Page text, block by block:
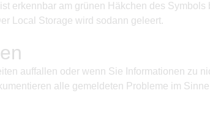
erkennbar am grünen Häkchen des
Local Storage wird sodann geleert.
auffallen oder wenn Sie Informationen zu
alle gemeldeten Probleme im